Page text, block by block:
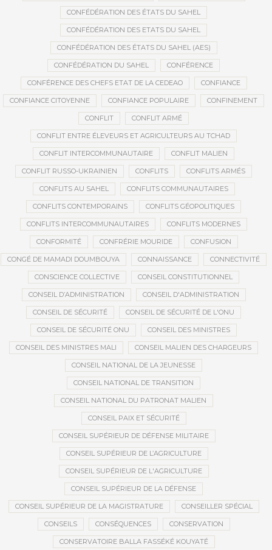
CONFÉDÉRATION DES ÉTATS DU SAHEL
CONFÉDÉRATION DES ETATS DU SAHEL
CONFÉDÉRATION DES ÉTATS DU SAHEL (AES)
CONFÉDÉRATION DU SAHEL CONFÉRENCE
CONFÉRENCE DES CHEFS ETAT DE LA CEDEAO CONFIANCE
CONFIANCE CITOYENNE CONFIANCE POPULAIRE CONFINEMENT
CONFLIT CONFLIT ARMÉ
CONFLIT ENTRE ÉLEVEURS ET AGRICULTEURS AU TCHAD
CONFLIT INTERCOMMUNAUTAIRE CONFLIT MALIEN
CONFLIT RUSSO-UKRAINIEN CONFLITS CONFLITS ARMÉS
CONFLITS AU SAHEL CONFLITS COMMUNAUTAIRES
CONFLITS CONTEMPORAINS CONFLITS GÉOPOLITIQUES
CONFLITS INTERCOMMUNAUTAIRES CONFLITS MODERNES
CONFORMITÉ CONFRÉRIE MOURIDE CONFUSION
CONGÉ DE MAMADI DOUMBOUYA CONNAISSANCE CONNECTIVITÉ
CONSCIENCE COLLECTIVE CONSEIL CONSTITUTIONNEL
CONSEIL D’ADMINISTRATION CONSEIL D'ADMINISTRATION
CONSEIL DE SÉCURITÉ CONSEIL DE SÉCURITÉ DE L'ONU
CONSEIL DE SÉCURITÉ ONU CONSEIL DES MINISTRES
CONSEIL DES MINISTRES MALI CONSEIL MALIEN DES CHARGEURS
CONSEIL NATIONAL DE LA JEUNESSE
CONSEIL NATIONAL DE TRANSITION
CONSEIL NATIONAL DU PATRONAT MALIEN
CONSEIL PAIX ET SÉCURITÉ
CONSEIL SUPÉRIEUR DE DÉFENSE MILITAIRE
CONSEIL SUPÉRIEUR DE L’AGRICULTURE
CONSEIL SUPÉRIEUR DE L'AGRICULTURE
CONSEIL SUPÉRIEUR DE LA DÉFENSE
CONSEIL SUPÉRIEUR DE LA MAGISTRATURE CONSEILLER SPÉCIAL
CONSEILS CONSÉQUENCES CONSERVATION
CONSERVATOIRE BALLA FASSÉKÉ KOUYATÉ